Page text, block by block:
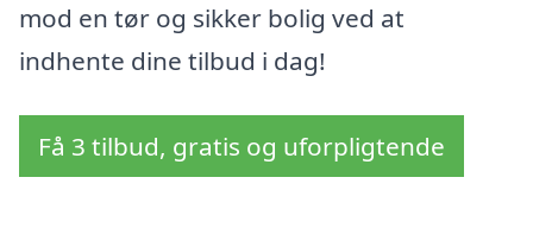
mod en tør og sikker bolig ved at
indhente dine tilbud i dag!
Få 3 tilbud, gratis og uforpligtende